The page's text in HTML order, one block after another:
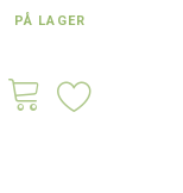
PÅ LAGER